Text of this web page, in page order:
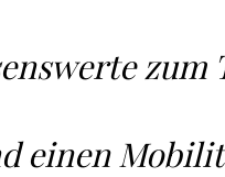
zum
einen